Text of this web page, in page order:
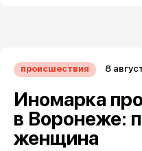
происшествия 8
Иномарка
в Воронеже:
женщина